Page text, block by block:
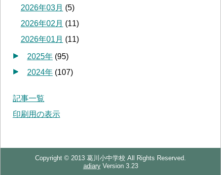
2026年03月 (5)
2026年02月 (11)
2026年01月 (11)
2025年 (95)
2024年 (107)
記事一覧
印刷用の表示
Copyright © 2013 葛川小中学校 All Rights Reserved.
adiaryVersion 3.23